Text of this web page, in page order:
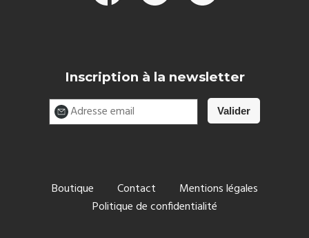
Inscription à la newsletter
Boutique Contact
Mentions légales
Politique de confidentialité